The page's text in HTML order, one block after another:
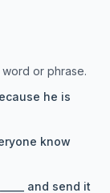
or phrase.
he is
know
and send it